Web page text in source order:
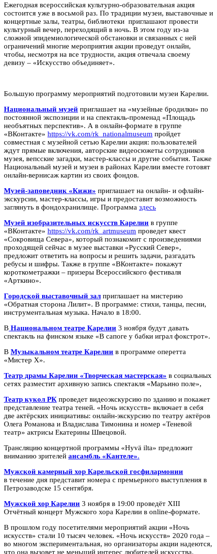
Ежегодная всероссийская культурно-образовательная акция
состоится уже в восьмой раз. По традиции музеи, выставочные и
концертные залы, театры, библиотеки приглашают провести
культурный вечер, переходящий в ночь. В этом году из-за
сложной эпидемиологической обстановки и связанных с ней
ограничений многие мероприятия акции проведут онлайн,
чтобы, несмотря на все трудности, акция отвечала своему
девизу – «Искусство объединяет».
Большую программу мероприятий подготовили музеи Карелии.
Национальный музей приглашает на «музейные бродилки» по
постоянной экспозиции и на спектакль-променад «Площадь
необъятных перспектив». А в онлайн-формате в группе
«ВКонтакте» https://vk.com/rk_nationalmuseum пройдет
совместная с музейной сетью Карелии акция: пользователей
ждут прямые включения, авторские видеосюжеты сотрудников
музея, вепсские загадки, мастер-классы и другие события. Также
Национальный музей и музеи в районах Карелии вместе готовят
онлайн-вернисаж картин из своих фондов.
Музей-заповедник «Кижи» приглашает на онлайн- и офлайн-
экскурсии, мастер-классы, игры и предоставит возможность
заглянуть в фондохранилище. Программа здесь
Музей изобразительных искусств Карелии в группе
«ВКонтакте» https://vk.com/rk_artmuseum проведет квест
«Сокровища Севера», который познакомит с произведениями
проходящей сейчас в музее выставки «Русский Север»,
предложит ответить на вопросы и решить задачи, разгадать
ребусы и шифры. Также в группе «ВКонтакте» покажут
короткометражки – призеры Всероссийского фестиваля
«Арткино».
Городской выставочный зал приглашает на мистерию
«Обратная сторона Лилит». В программе: стихи, танцы, песни,
инструментальная музыка. Начало в 18:00.
В Национальном театре Карелии 3 ноября будут давать
спектакль на финском языке «В сапоге у бабки играл фокстрот».
В Музыкальном театре Карелии в программе оперетта
«Мистер Х».
Театр драмы Карелии «Творческая мастерская» в социальных
сетях разместит архивную запись спектакля «Марьино поле»,
Театр кукол РК проведет видеоэкскурсию по зданию и покажет
представление театра теней. «Ночь искусств» включает в себя
две актёрских инициативы: онлайн-экскурсию по театру актёров
Олега Романова и Владислава Тимонина и номер «Теневой
театр» актрисы Екатерины Швецовой.
Трансляцию концертной программы «Hyvä ilta» предложит
вниманию зрителей ансамбль «Кантеле».
Мужской камерный хор Карельской госфилармонии
в течение дня представит номера с премьерного выступления в
Петрозаводске 15 сентября.
Мужской хор Карелии 3 ноября в 19:00 проведёт XIII
Отчётный концерт Мужского хора Карелии в online-формате.
В прошлом году посетителями мероприятий акции «Ночь
искусств» стали 10 тысяч человек. «Ночь искусств» 2020 года –
во многом экспериментальная, но организаторы акции надеются,
что она вызовет не меньший интерес любителей искусства.